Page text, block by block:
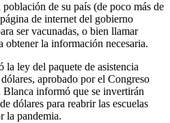
de su país (de poco más de
de internet del gobierno
ser vacunadas, o bien llamar
obtener la información necesaria.
ley del paquete de asistencia
aprobado por el Congreso
Blanca informó que se invertirán
dólares para reabrir las escuelas
la pandemia.